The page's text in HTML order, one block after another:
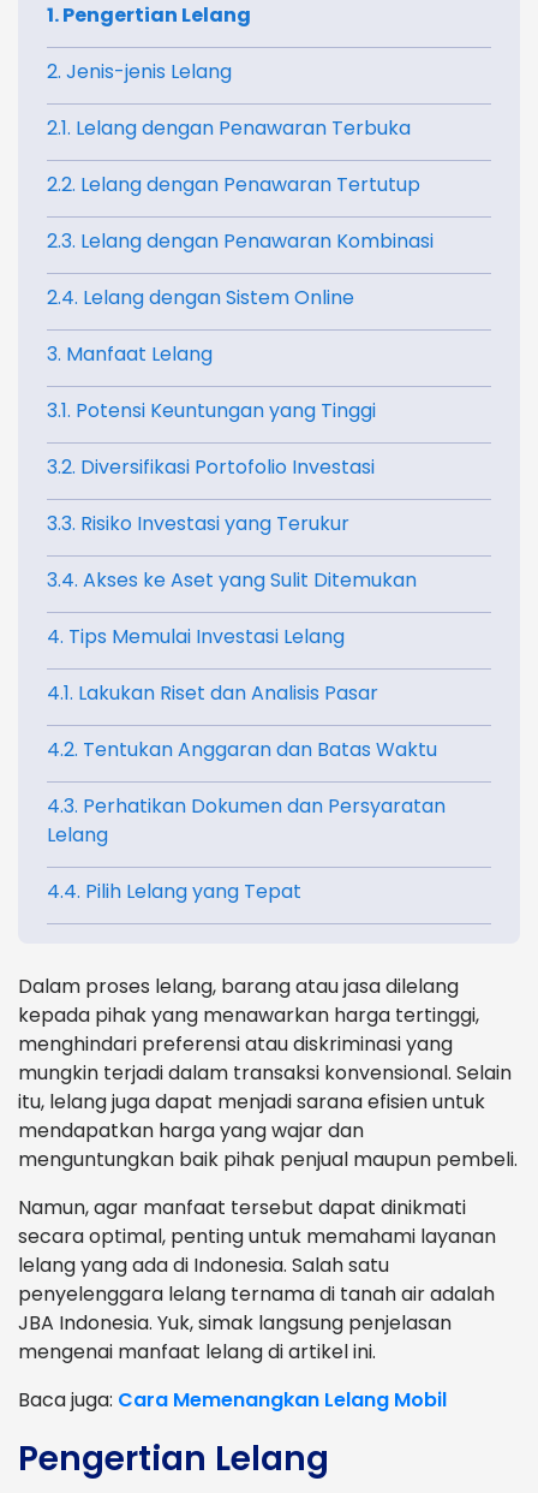
1. Pengertian Lelang
2. Jenis-jenis Lelang
2.1. Lelang dengan Penawaran Terbuka
2.2. Lelang dengan Penawaran Tertutup
2.3. Lelang dengan Penawaran Kombinasi
2.4. Lelang dengan Sistem Online
3. Manfaat Lelang
3.1. Potensi Keuntungan yang Tinggi
3.2. Diversifikasi Portofolio Investasi
3.3. Risiko Investasi yang Terukur
3.4. Akses ke Aset yang Sulit Ditemukan
4. Tips Memulai Investasi Lelang
4.1. Lakukan Riset dan Analisis Pasar
4.2. Tentukan Anggaran dan Batas Waktu
4.3. Perhatikan Dokumen dan Persyaratan
Lelang
4.4. Pilih Lelang yang Tepat
Dalam proses lelang, barang atau jasa dilelang
kepada pihak yang menawarkan harga tertinggi,
menghindari preferensi atau diskriminasi yang
mungkin terjadi dalam transaksi konvensional. Selain
itu, lelang juga dapat menjadi sarana efisien untuk
mendapatkan harga yang wajar dan
menguntungkan baik pihak penjual maupun pembeli.
Namun, agar manfaat tersebut dapat dinikmati
secara optimal, penting untuk memahami layanan
lelang yang ada di Indonesia. Salah satu
penyelenggara lelang ternama di tanah air adalah
JBA Indonesia. Yuk, simak langsung penjelasan
mengenai manfaat lelang di artikel ini.
Baca juga: Cara Memenangkan Lelang Mobil
Pengertian Lelang